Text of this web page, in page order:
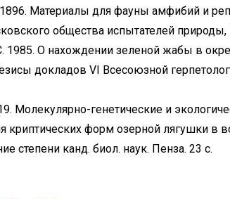
Материалы для фауны амфибий и
общества испытателей природы,
1985. О нахождении зеленой жабы в
докладов VI Всесоюзной
Молекулярно-генетические и
криптических форм озерной лягушки в
степени канд. биол. наук. Пенза. 23 с.